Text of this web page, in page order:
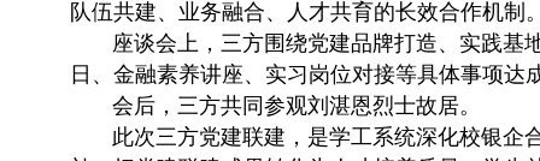
队伍共建、业务融合、人才共育的长效合作机制
座谈会上，三方围绕党建品牌打造、实践基
日、金融素养讲座、实习岗位对接等具体事项达
会后，三方共同参观刘湛恩烈士故居。
此次三方党建联建，是学工系统深化校银企